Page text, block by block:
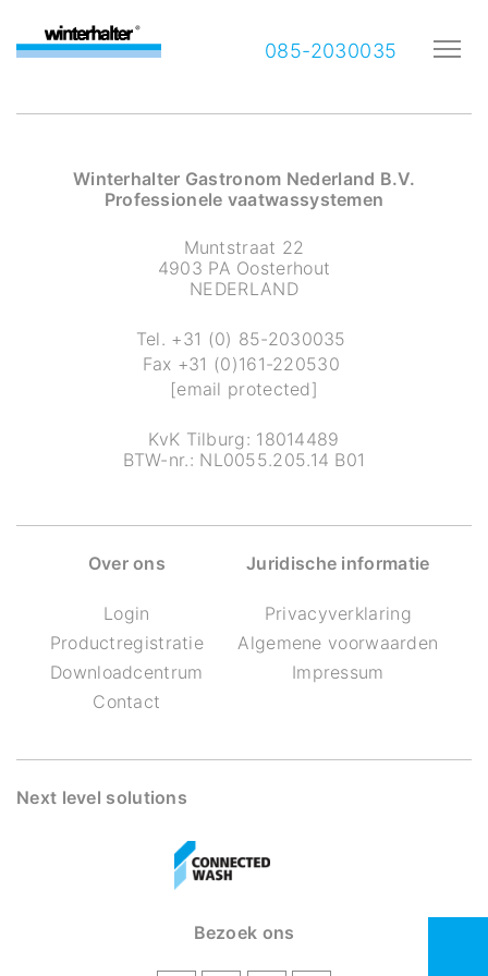
085-2030035
Winterhalter Gastronom Nederland B.V.
Professionele vaatwassystemen
Muntstraat 22
4903 PA Oosterhout
NEDERLAND
Tel. +31 (0) 85-2030035
Fax +31 (0)161-220530
[email protected]
KvK Tilburg: 18014489
BTW-nr.: NL0055.205.14 B01
Over ons
Login
Productregistratie
Downloadcentrum
Contact
Juridische informatie
Privacyverklaring
Algemene voorwaarden
Impressum
Next level solutions
Bezoek ons